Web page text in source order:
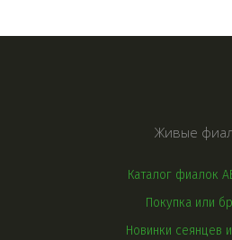
СЕРЬГИ
Живые
Каталог фиалок
Покупка или
Новинки сеянцев